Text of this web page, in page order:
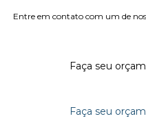
Entre em contato com um de
Faça seu
Faça seu